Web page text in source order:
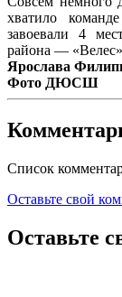
хватило
завоевали 4
района — «Велес»
Ярослава
Фото ДЮСШ
Список
Оставьте свой
Оставьте